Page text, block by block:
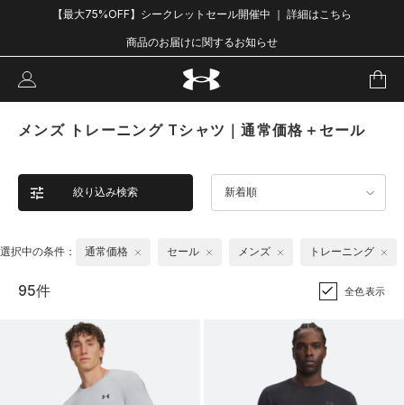
【最大75%OFF】シークレットセール開催中 ｜ 詳細はこちら
商品のお届けに関するお知らせ
メンズ トレーニング Tシャツ｜通常価格＋セール
絞り込み検索 新着順
選択中の条件： 通常価格 セール メンズ トレーニング
95件 全色表示